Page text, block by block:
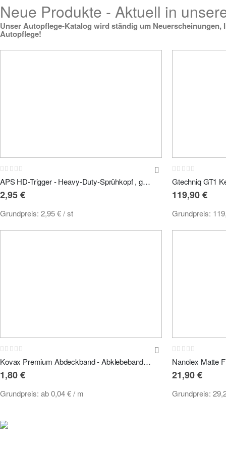
Neue Produkte - Aktuell in
Unser Autopflege-Katalog wird ständig um
Autopflege!
Rating:
0% APS HD-Trigger - Heavy-Duty-Sprühkopf , grau, 19cm Ansaugschlauch
2,95 €
Grundpreis: 2,95 €/ st
Rating:
0%
119,90 €
Grundpreis:
Rating:
0% Kovax Premium Abdeckband - Abklebeband Maskierungsband 50m
1,80 €
Grundpreis: ab0,04 €/ m
Rating:
0%
21,90 €
Grundpreis: